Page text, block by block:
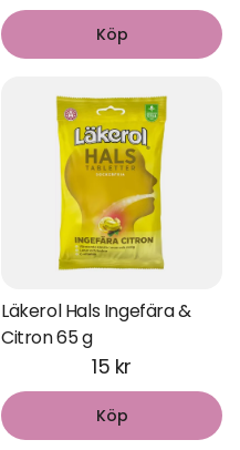
Köp
Läkerol Hals Ingefära &
Citron 65 g
15 kr
Köp